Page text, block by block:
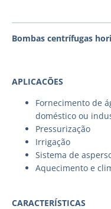
Bombas centrífugas
APLICACÕES
Fornecimento de
doméstico ou
Pressurização
Irrigação
Sistema de
Aquecimento e
CARACTERÍSTICAS